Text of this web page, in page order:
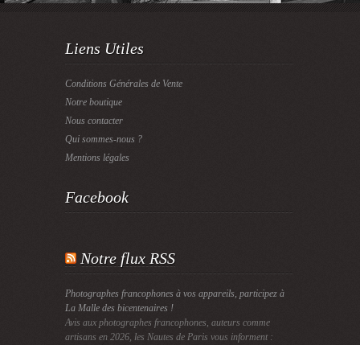
Liens Utiles
Conditions Générales de Vente
Notre boutique
Nous contacter
Qui sommes-nous ?
Mentions légales
Facebook
Notre flux RSS
Photographes francophones à vos appareils, participez à
La Malle des bicentenaires !
Avis aux photographes francophones, auteurs comme
artisans en 2026, les Nautes de Paris vous informent :